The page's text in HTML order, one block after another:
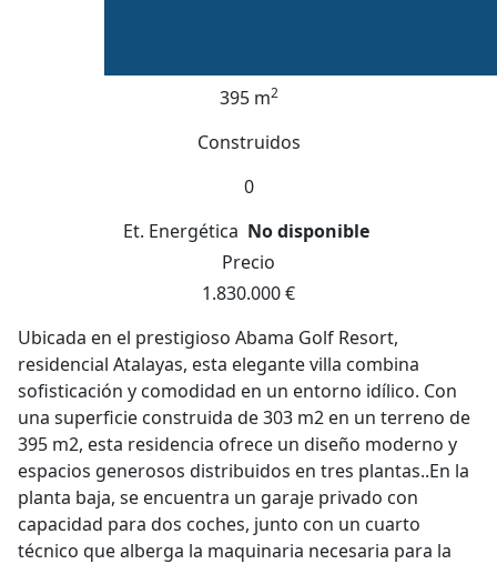
395 m2
Construidos
0
Et. Energética No disponible
Precio
1.830.000 €
Ubicada en el prestigioso Abama Golf Resort,
residencial Atalayas, esta elegante villa combina
sofisticación y comodidad en un entorno idílico. Con
una superficie construida de 303 m2 en un terreno de
395 m2, esta residencia ofrece un diseño moderno y
espacios generosos distribuidos en tres plantas..En la
planta baja, se encuentra un garaje privado con
capacidad para dos coches, junto con un cuarto
técnico que alberga la maquinaria necesaria para la